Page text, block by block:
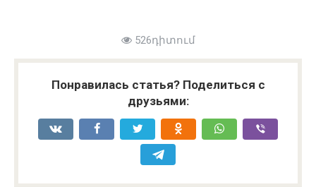
526դիտում
Понравилась статья? Поделиться с
друзьями: